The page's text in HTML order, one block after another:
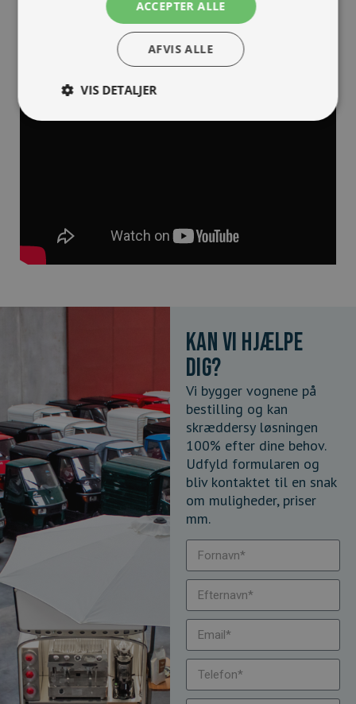
Kan vi hjælpe
dig?
Vi bygger vognene på
bestilling og kan
skræddersy løsningen
100% efter dine behov.
Udfyld formularen og
bliv kontaktet til en snak
om muligheder, priser
mm.
ACCEPTER ALLE
AFVIS ALLE
VIS DETALJER